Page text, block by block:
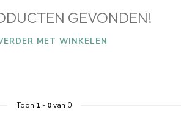
GEVONDEN!
MET WINKELEN
Toon 1 - 0van 0